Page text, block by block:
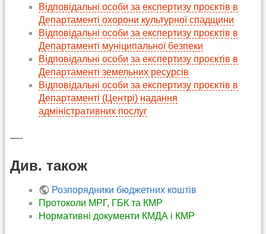
Відповідальні особи за експертизу проєктів в
Департаменті охорони культурної спадщини
Відповідальні особи за експертизу проєктів в
Департаменті муніципальної безпеки
Відповідальні особи за експертизу проєктів в
Департаменті земельних ресурсів
Відповідальні особи за експертизу проєктів в
Департаменті (Центрі) надання
адміністративних послуг
—-
Див. також
Розпорядники бюджетних коштів
Протоколи МРГ, ГБК та КМР
Нормативні документи КМДА і КМР